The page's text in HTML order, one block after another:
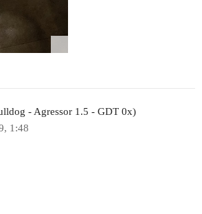
- Agressor 1.5 - GDT 0x)
1:48